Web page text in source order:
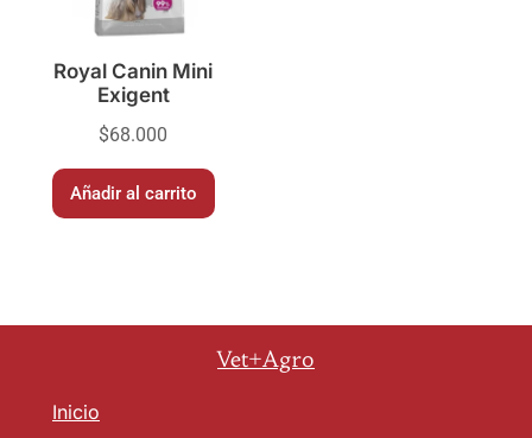
Royal Canin Mini
Exigent
$68.000
Añadir al carrito
Vet+Agro
Inicio